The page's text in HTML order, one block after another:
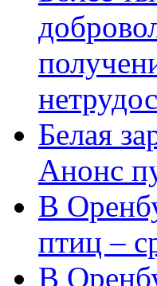
Белая
Анонс
В
птиц –
В